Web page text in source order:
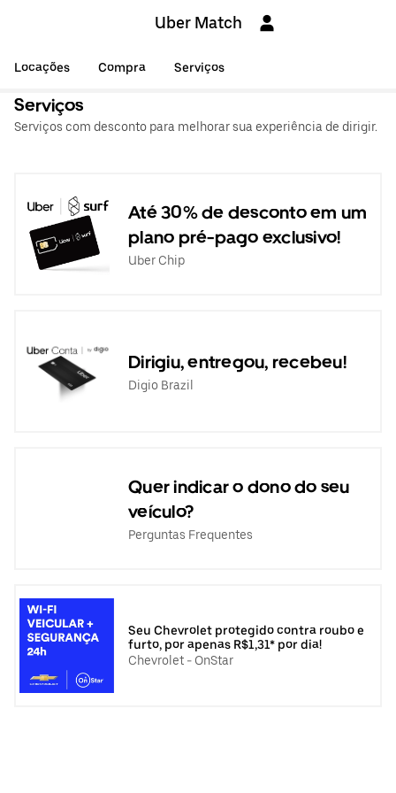
Uber Match
Locações Compra Serviços
Serviços
Serviços com desconto para melhorar sua experiência de dirigir.
Até 30% de desconto em um
plano pré-pago exclusivo!
Uber Chip
Dirigiu, entregou, recebeu!
Digio Brazil
Quer indicar o dono do seu
veículo?
Perguntas Frequentes
Seu Chevrolet protegido contra roubo e
furto, por apenas R$1,31* por dia!
Chevrolet - OnStar